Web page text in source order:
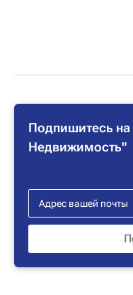
Подпишитесь
Недвижимость"